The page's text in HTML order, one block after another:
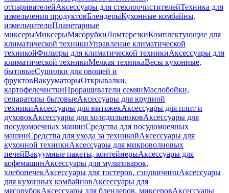
отпаривателейАксессуары для стеклоочистителейТехника для
измельчения продуктовБлендерыКухонные комбайны,
измельчителиПланетарные
миксерыМиксерыМясорубкиЛомтерезкиКомплектующие для
климатической техникиУправление климатической
техникойФильтры для климатической техникиАксессуары для
климатической техникиМелкая техникаВесы кухонные,
бытовыеСушилки для овощей и
фруктовВакууматорыОткрывалки,
картофелечисткиПроращиватели семянМаслобойки,
сепараторы бытовыеАксессуары для крупной
техникиАксессуары для вытяжекАксессуары для плит и
духовокАксессуары для холодильниковАксессуары для
посудомоечных машинСредства для посудомоечных
машинСредства для ухода за техникойАксессуары для
кухонной техникиАксессуары для микроволновых
печейВакуумные пакеты, контейнерыАксессуары для
кофемашинАксессуары для мультиварок,
хлебопечекАксессуары для тостеров, сэндвичницАксессуары
для кухонных комбайновАксессуары для
мясорубокАксессуары для блендеров, миксеровАксессуары